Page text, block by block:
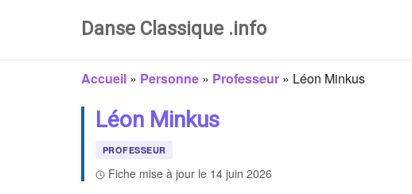
Danse Classique .info
Accueil » Personne » Professeur » Léon Minkus
Léon Minkus
PROFESSEUR
Fiche mise à jour le 14 juin 2026